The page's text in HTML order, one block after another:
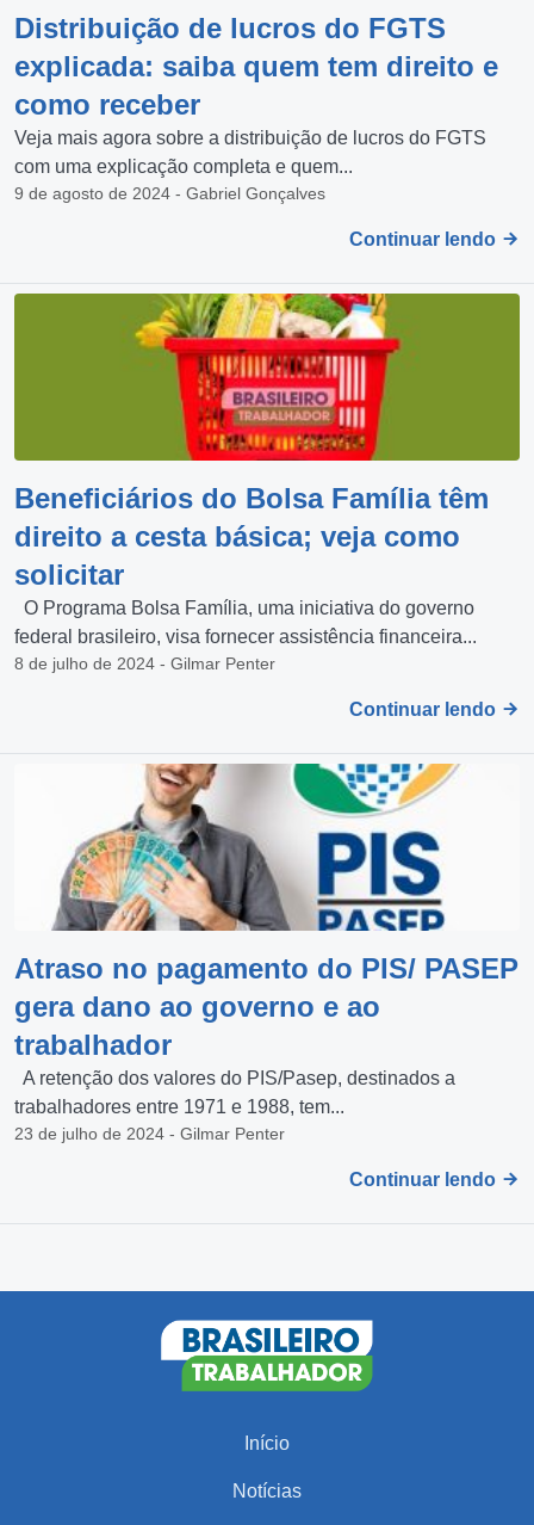
Distribuição de lucros do FGTS
explicada: saiba quem tem direito e
como receber
Veja mais agora sobre a distribuição de lucros do FGTS
com uma explicação completa e quem...
9 de agosto de 2024 - Gabriel Gonçalves
Continuar lendo
Beneficiários do Bolsa Família têm
direito a cesta básica; veja como
solicitar
O Programa Bolsa Família, uma iniciativa do governo
federal brasileiro, visa fornecer assistência financeira...
8 de julho de 2024 - Gilmar Penter
Continuar lendo
Atraso no pagamento do PIS/ PASEP
gera dano ao governo e ao
trabalhador
A retenção dos valores do PIS/Pasep, destinados a
trabalhadores entre 1971 e 1988, tem...
23 de julho de 2024 - Gilmar Penter
Continuar lendo
Início
Notícias